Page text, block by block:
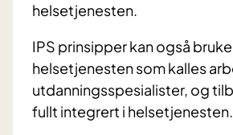
helsetjenesten.
IPS prinsipper kan også
helsetjenesten som kalles
utdanningsspesialister, og
fullt integrert i helsetjenesten.